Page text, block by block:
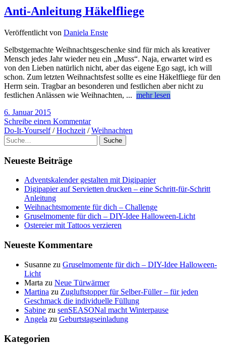
Anti-Anleitung Häkelfliege
Veröffentlicht von Daniela Enste
Selbstgemachte Weihnachtsgeschenke sind für mich als kreativer
Mensch jedes Jahr wieder neu ein „Muss“. Naja, erwartet wird es
von den Lieben natürlich nicht, aber das eigene Ego sagt, ich will
schon. Zum letzten Weihnachtsfest sollte es eine Häkelfliege für den
Herrn sein. Tragbar an besonderen und festlichen aber nicht zu
festlichen Anlässen wie Weihnachten, ... mehr lesen
6. Januar 2015
Schreibe einen Kommentar
Do-It-Yourself/Hochzeit /Weihnachten
Suche
Neueste Beiträge
Adventskalender gestalten mit Digipapier
Digipapier auf Servietten drucken – eine Schritt-für-Schritt
Anleitung
Weihnachtsmomente für dich – Challenge
Gruselmomente für dich – DIY-Idee Halloween-Licht
Ostereier mit Tattoos verzieren
Neueste Kommentare
Susanne zu Gruselmomente für dich – DIY-Idee Halloween-
Licht
Marta zu Neue Türwärmer
Martina zu Zugluftstopper für Selber-Füller – für jeden
Geschmack die individuelle Füllung
Sabine zu senSEASONal macht Winterpause
Angela zu Geburtstagseinladung
Kategorien